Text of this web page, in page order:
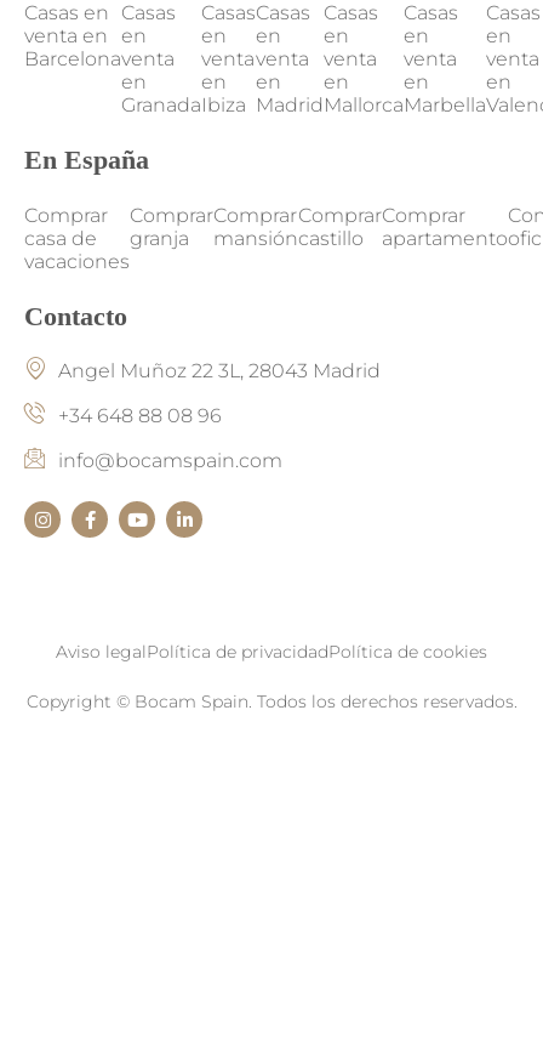
Casas en
venta en
Barcelona
Casas
en
venta
en
Granada
Casas
en
venta
en
Ibiza
Casas
en
venta
en
Madrid
Casas
en
venta
en
Mallorca
Casas
en
venta
en
Marbella
Casas
en
venta
en
En España
Comprar
casa de
vacaciones
Comprar
granja
Comprar
mansión
Comprar
castillo
Comprar
apartamento
Contacto
Angel Muñoz 22 3L, 28043 Madrid
+34 648 88 08 96
info@bocamspain.com
Aviso legalPolítica de privacidadPolítica de cookies
Copyright © Bocam Spain. Todos los derechos reservados.